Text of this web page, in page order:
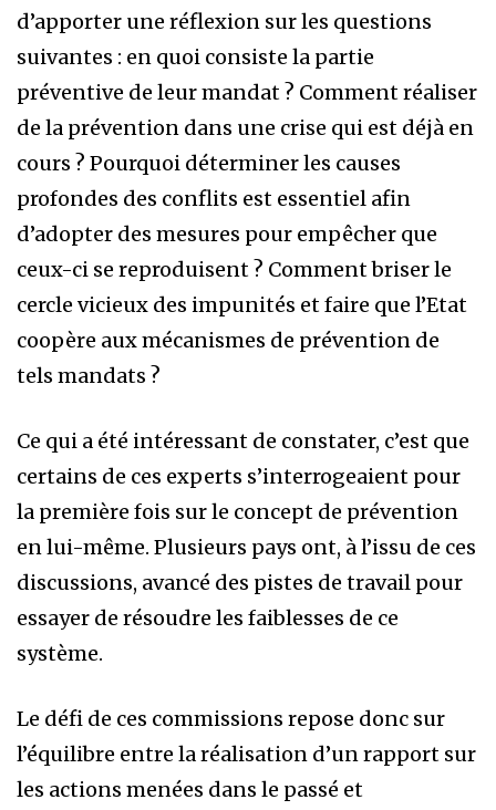
d’apporter une réflexion sur les questions
suivantes : en quoi consiste la partie
préventive de leur mandat ? Comment réaliser
de la prévention dans une crise qui est déjà en
cours ? Pourquoi déterminer les causes
profondes des conflits est essentiel afin
d’adopter des mesures pour empêcher que
ceux-ci se reproduisent ? Comment briser le
cercle vicieux des impunités et faire que l’Etat
coopère aux mécanismes de prévention de
tels mandats ?
Ce qui a été intéressant de constater, c’est que
certains de ces experts s’interrogeaient pour
la première fois sur le concept de prévention
en lui-même. Plusieurs pays ont, à l’issu de ces
discussions, avancé des pistes de travail pour
essayer de résoudre les faiblesses de ce
système.
Le défi de ces commissions repose donc sur
l’équilibre entre la réalisation d’un rapport sur
les actions menées dans le passé et